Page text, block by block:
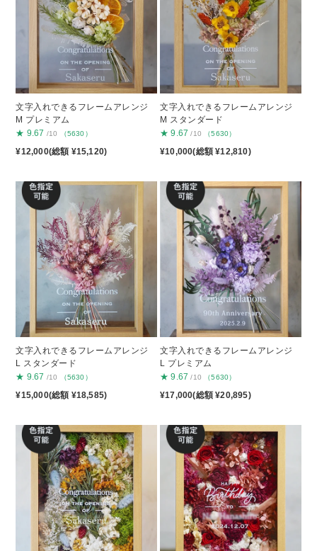
文字入れできるフレームアレンジ
M プレミアム
★ 9.67 /10 （5630）
¥12,000(総額 ¥15,120)
文字入れできるフレームアレンジ
M スタンダード
★ 9.67 /10 （5630）
¥10,000(総額 ¥12,810)
文字入れできるフレームアレンジ
L スタンダード
★ 9.67 /10 （5630）
¥15,000(総額 ¥18,585)
文字入れできるフレームアレンジ
L プレミアム
★ 9.67 /10 （5630）
¥17,000(総額 ¥20,895)